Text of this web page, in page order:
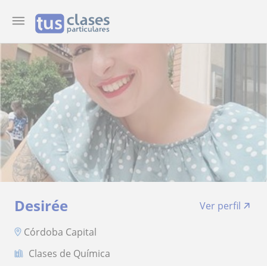
Desirée
Ver perfil
Córdoba Capital
Clases de Química